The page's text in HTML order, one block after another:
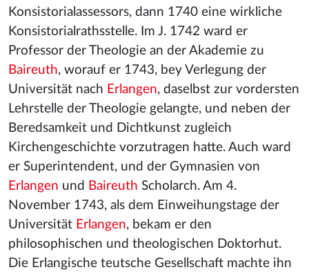
Konsistorialassessors, dann 1740 eine wirkliche
Konsistorialrathsstelle. Im J. 1742 ward er
Professor der Theologie an der Akademie zu
Baireuth, worauf er 1743, bey Verlegung der
Universität nach Erlangen, daselbst zur vordersten
Lehrstelle der Theologie gelangte, und neben der
Beredsamkeit und Dichtkunst zugleich
Kirchengeschichte vorzutragen hatte. Auch ward
er Superintendent, und der Gymnasien von
Erlangen und Baireuth Scholarch. Am 4.
November 1743, als dem Einweihungstage der
Universität Erlangen, bekam er den
philosophischen und theologischen Doktorhut.
Die Erlangische teutsche Gesellschaft machte ihn